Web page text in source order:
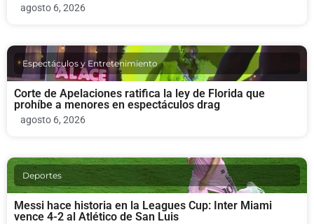
agosto 6, 2026
Espectáculos y Entretenimiento
Corte de Apelaciones ratifica la ley de Florida que
prohíbe a menores en espectáculos drag
agosto 6, 2026
Deportes
Messi hace historia en la Leagues Cup: Inter Miami
vence 4-2 al Atlético de San Luis